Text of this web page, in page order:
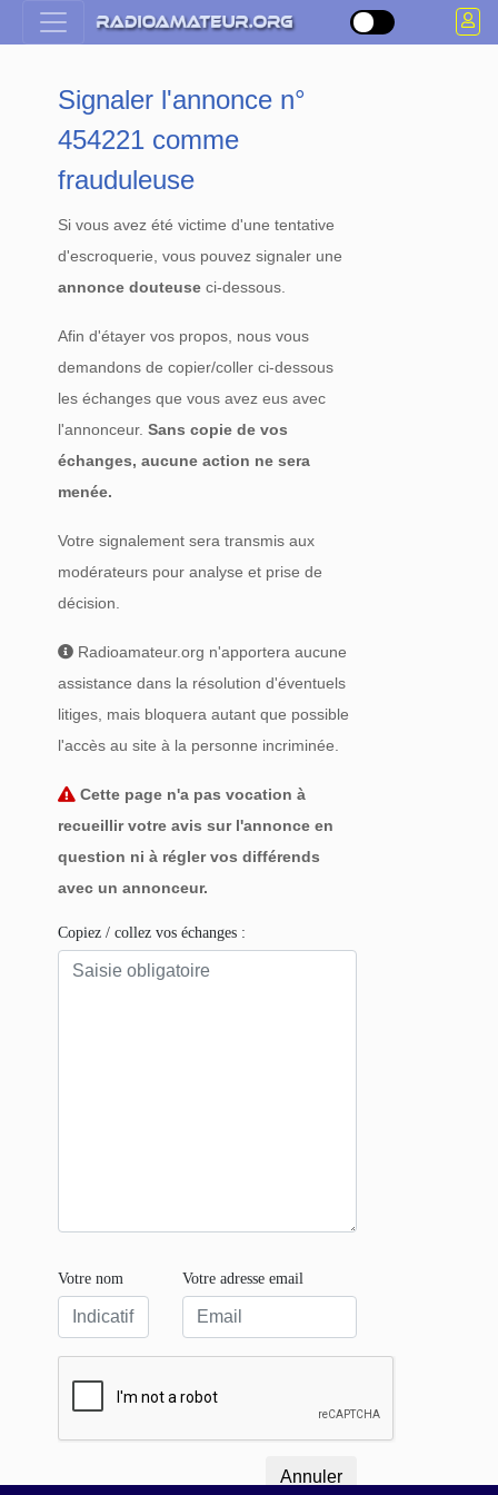
Signaler l'annonce n°
454221 comme
frauduleuse
Si vous avez été victime d'une tentative
d'escroquerie, vous pouvez signaler une
annonce douteuse ci-dessous.
Afin d'étayer vos propos, nous vous
demandons de copier/coller ci-dessous
les échanges que vous avez eus avec
l'annonceur.Sans copie de vos
échanges, aucune action ne sera
menée.
Votre signalement sera transmis aux
modérateurs pour analyse et prise de
décision.
Radioamateur.org n'apportera aucune
assistance dans la résolution d'éventuels
litiges, mais bloquera autant que possible
l'accès au site à la personne incriminée.
Cette page n'a pas vocation à
recueillir votre avis sur l'annonce en
question ni à régler vos différends
avec un annonceur.
Copiez / collez vos échanges :
Votre nom Votre adresse email